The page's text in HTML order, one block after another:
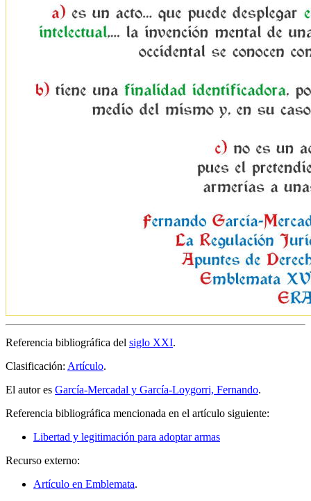
Referencia bibliográfica del siglo XXI.
Clasificación: Artículo.
El autor es García-Mercadal y García-Loygorri, Fernando.
Referencia bibliográfica mencionada en el artículo siguiente:
Libertad y legitimación para adoptar armas
Recurso externo:
Artículo en Emblemata.